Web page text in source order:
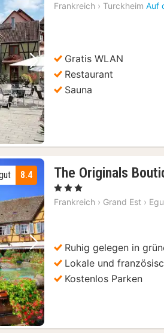
Nächstes Bild
Frankreich › Turckheim Auf
Gratis WLAN
Restaurant
Sauna
Nächstes Bild
8.4 The Originals
, 3 Sterne
Frankreich › Grand Est ›
Ruhig gelegen in
Lokale und
Kostenlos Parken